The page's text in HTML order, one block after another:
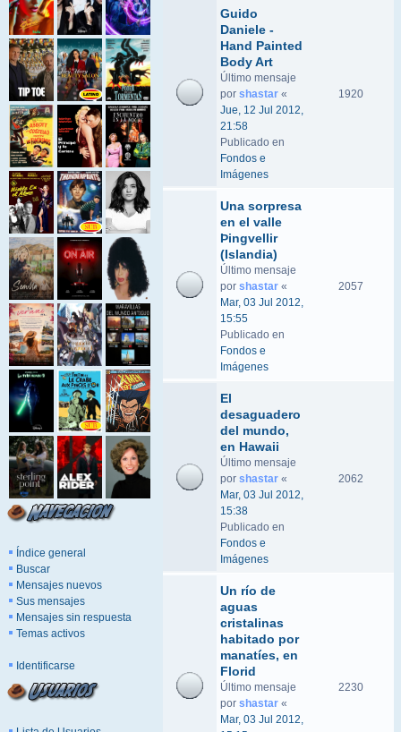
Índice general
Buscar
Mensajes nuevos
Sus mensajes
Mensajes sin respuesta
Temas activos
Identificarse
Guido
Daniele -
Hand Painted
Body Art
Último mensaje
por shastar «
Jue, 12 Jul 2012,
21:58
Publicado en
Fondos e
Imágenes
1920
Una sorpresa
en el valle
Þingvellir
(Islandia)
Último mensaje
por shastar «
Mar, 03 Jul 2012,
15:55
Publicado en
Fondos e
Imágenes
2057
El
desaguadero
del mundo,
en Hawaii
Último mensaje
por shastar «
Mar, 03 Jul 2012,
15:38
Publicado en
Fondos e
Imágenes
2062
Un río de
aguas
cristalinas
habitado por
manatíes, en
Florid
Último mensaje
por shastar «
Mar, 03 Jul 2012,
2230